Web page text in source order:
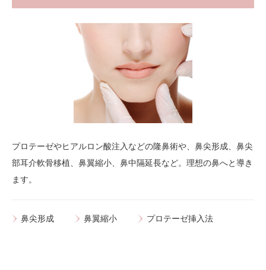
プロテーゼやヒアルロン酸注入などの隆鼻術や、鼻尖形成、鼻尖
部耳介軟骨移植、鼻翼縮小、鼻中隔延長など。理想の鼻へと導き
ます。
鼻尖形成 鼻翼縮小 プロテーゼ挿入法